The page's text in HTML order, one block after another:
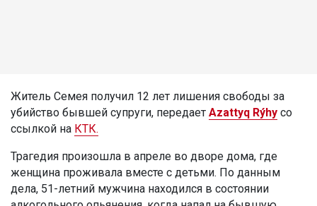
Житель Семея получил 12 лет лишения свободы за
убийство бывшей супруги, передает Azattyq Rýhy со
ссылкой на КТК.
Трагедия произошла в апреле во дворе дома, где
женщина проживала вместе с детьми. По данным
дела, 51-летний мужчина находился в состоянии